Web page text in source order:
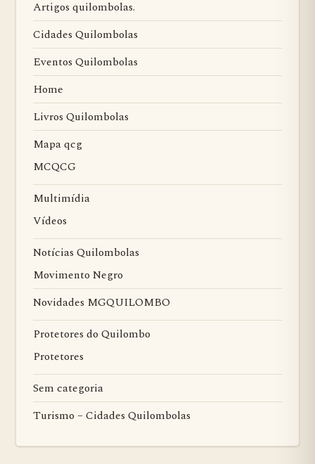
Artigos quilombolas.
Cidades Quilombolas
Eventos Quilombolas
Home
Livros Quilombolas
Mapa qcg
MCQCG
Multimídia
Vídeos
Notícias Quilombolas
Movimento Negro
Novidades MGQUILOMBO
Protetores do Quilombo
Protetores
Sem categoria
Turismo – Cidades Quilombolas